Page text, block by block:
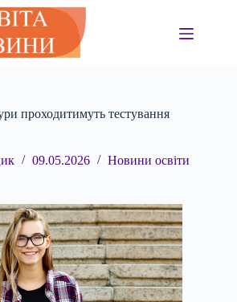
проходитимуть тестування
09.05.2026 Новини освіти